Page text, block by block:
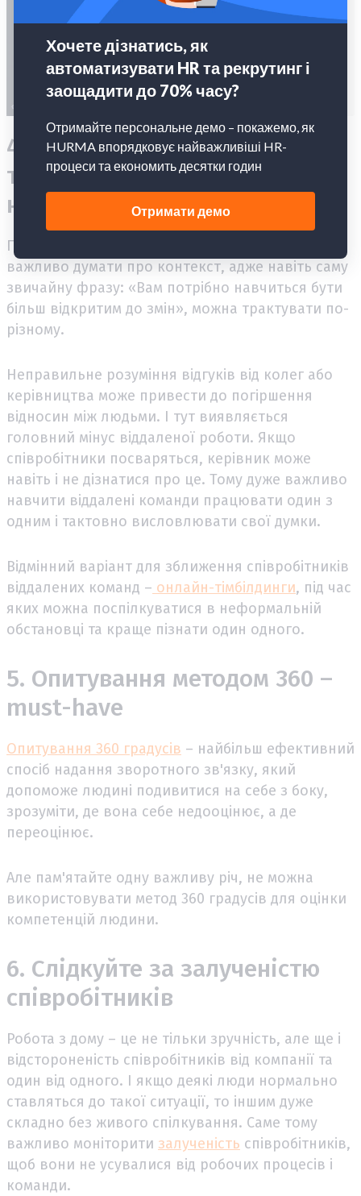
4. Навчіть співробітників
тактовно і структуровано
надавати один одному фідбек
Під час надання
важливо думати про контекст, адже навіть саму
звичайну фразу: «Вам потрібно навчиться бути
більш відкритим до змін», можна трактувати по-
різному.
Неправильне розуміння відгуків від колег або
керівництва може привести до погіршення
відносин між людьми. І тут виявляється
головний мінус віддаленої роботи. Якщо
співробітники посваряться, керівник може
навіть і не дізнатися про це. Тому дуже важливо
навчити віддалені команди працювати один з
одним і тактовно висловлювати свої думки.
Відмінний варіант для зближення співробітників
віддалених команд – онлайн-тімбілдинги, під час
яких можна поспілкуватися в неформальній
обстановці та краще пізнати один одного.
5. Опитування методом 360 –
must-have
Опитування 360 градусів – найбільш ефективний
спосіб надання зворотного зв'язку, який
допоможе людині подивитися на себе з боку,
зрозуміти, де вона себе недооцінює, а де
переоцінює.
Але пам'ятайте одну важливу річ, не можна
використовувати метод 360 градусів для оцінки
компетенцій людини.
6. Слідкуйте за залученістю
співробітників
Робота з дому – це не тільки зручність, але ще і
відстороненість співробітників від компанії та
один від одного. І якщо деякі люди нормально
ставляться до такої ситуації, то іншим дуже
складно без живого спілкування. Саме тому
важливо моніторити залученість співробітників,
щоб вони не усувалися від робочих процесів і
команди.